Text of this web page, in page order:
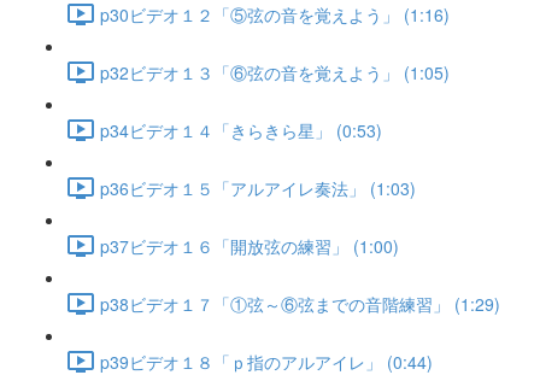
p30ビデオ１２「⑤弦の音を覚えよう」 (1:16)
p32ビデオ１３「⑥弦の音を覚えよう」 (1:05)
p34ビデオ１４「きらきら星」 (0:53)
p36ビデオ１５「アルアイレ奏法」 (1:03)
p37ビデオ１６「開放弦の練習」 (1:00)
p38ビデオ１７「①弦～⑥弦までの音階練習」 (1:29)
p39ビデオ１８「ｐ指のアルアイレ」 (0:44)